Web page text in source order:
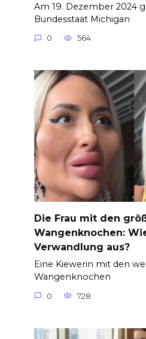
Am 19. Dezember 2024
Bundesstaat Michigan
0 564
Die Frau mit den
Wangenknochen:
Verwandlung aus?
Eine Kiewerin mit den
Wangenknochen
0 728